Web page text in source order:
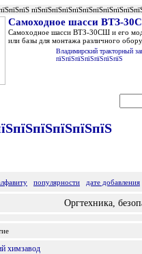
Самоходное шасси ВТЗ-
Самоходное шасси ВТЗ-30СШ и его
или базы для монтажа различного
Владимирский тракторный
пїЅпїЅпїЅпїЅпїЅпїЅпїЅ
популярности дате добавления
Оргтехника,
химзавод